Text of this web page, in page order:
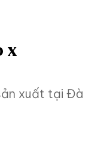
x
xuất tại Đà